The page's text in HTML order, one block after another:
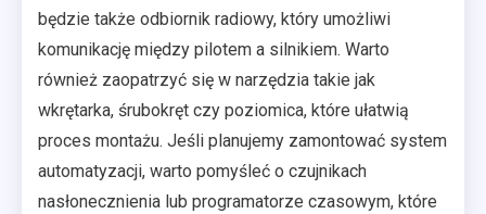
będzie także odbiornik radiowy, który umożliwi
komunikację między pilotem a silnikiem. Warto
również zaopatrzyć się w narzędzia takie jak
wkrętarka, śrubokręt czy poziomica, które ułatwią
proces montażu. Jeśli planujemy zamontować system
automatyzacji, warto pomyśleć o czujnikach
nasłonecznienia lub programatorze czasowym, które